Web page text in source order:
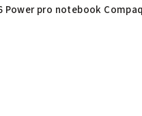
pro notebook